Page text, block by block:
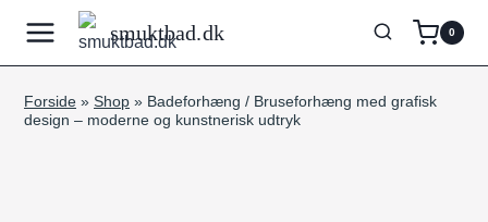
indhold
smuktbad.dk 0
Forside » Shop » Badeforhæng / Bruseforhæng med grafisk
design – moderne og kunstnerisk udtryk